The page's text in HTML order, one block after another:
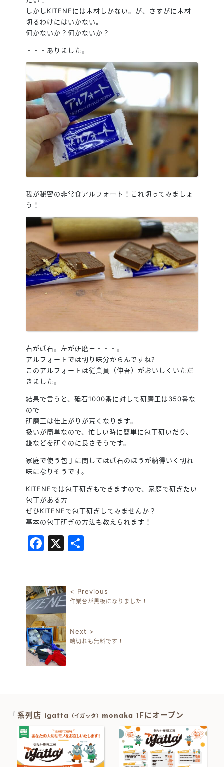
しかしKITENEには木材しかない。が、さすがに木材
切るわけにはいかない。
何かないか？何かないか？
・・・ありました。
我が秘密の非常食アルフォート！これ切ってみましょ
う！
右が砥石。左が研磨王・・・。
アルフォートでは切り味分からんですね?
このアルフォートは従業員（伸吾）がおいしくいただ
きました。
結果で言うと、砥石1000番に対して研磨王は350番な
ので
研磨王は仕上がりが荒くなります。
扱いが簡単なので、忙しい時に簡単に包丁研いだり、
鎌などを研ぐのに良さそうです。
家庭で使う包丁に関しては砥石のほうが納得いく切れ
味になりそうです。
KITENEでは包丁研ぎもできますので、家庭で研ぎたい
包丁がある方
ぜひKITENEで包丁研ぎしてみませんか？
基本の包丁研ぎの方法も教えられます！
Facebook
X
投稿ナビゲーション
< Previous
作業台が黒板になりました！
Next >
端切れも無料です！
系列店 igatta （イガッタ） monaka 1Fにオープン